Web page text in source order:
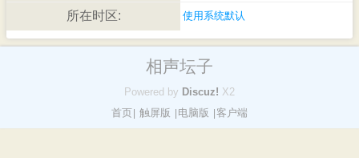
所在时区: 使用系统默认
相声坛子
Powered by Discuz! X2
首页 触屏版 电脑版 客户端